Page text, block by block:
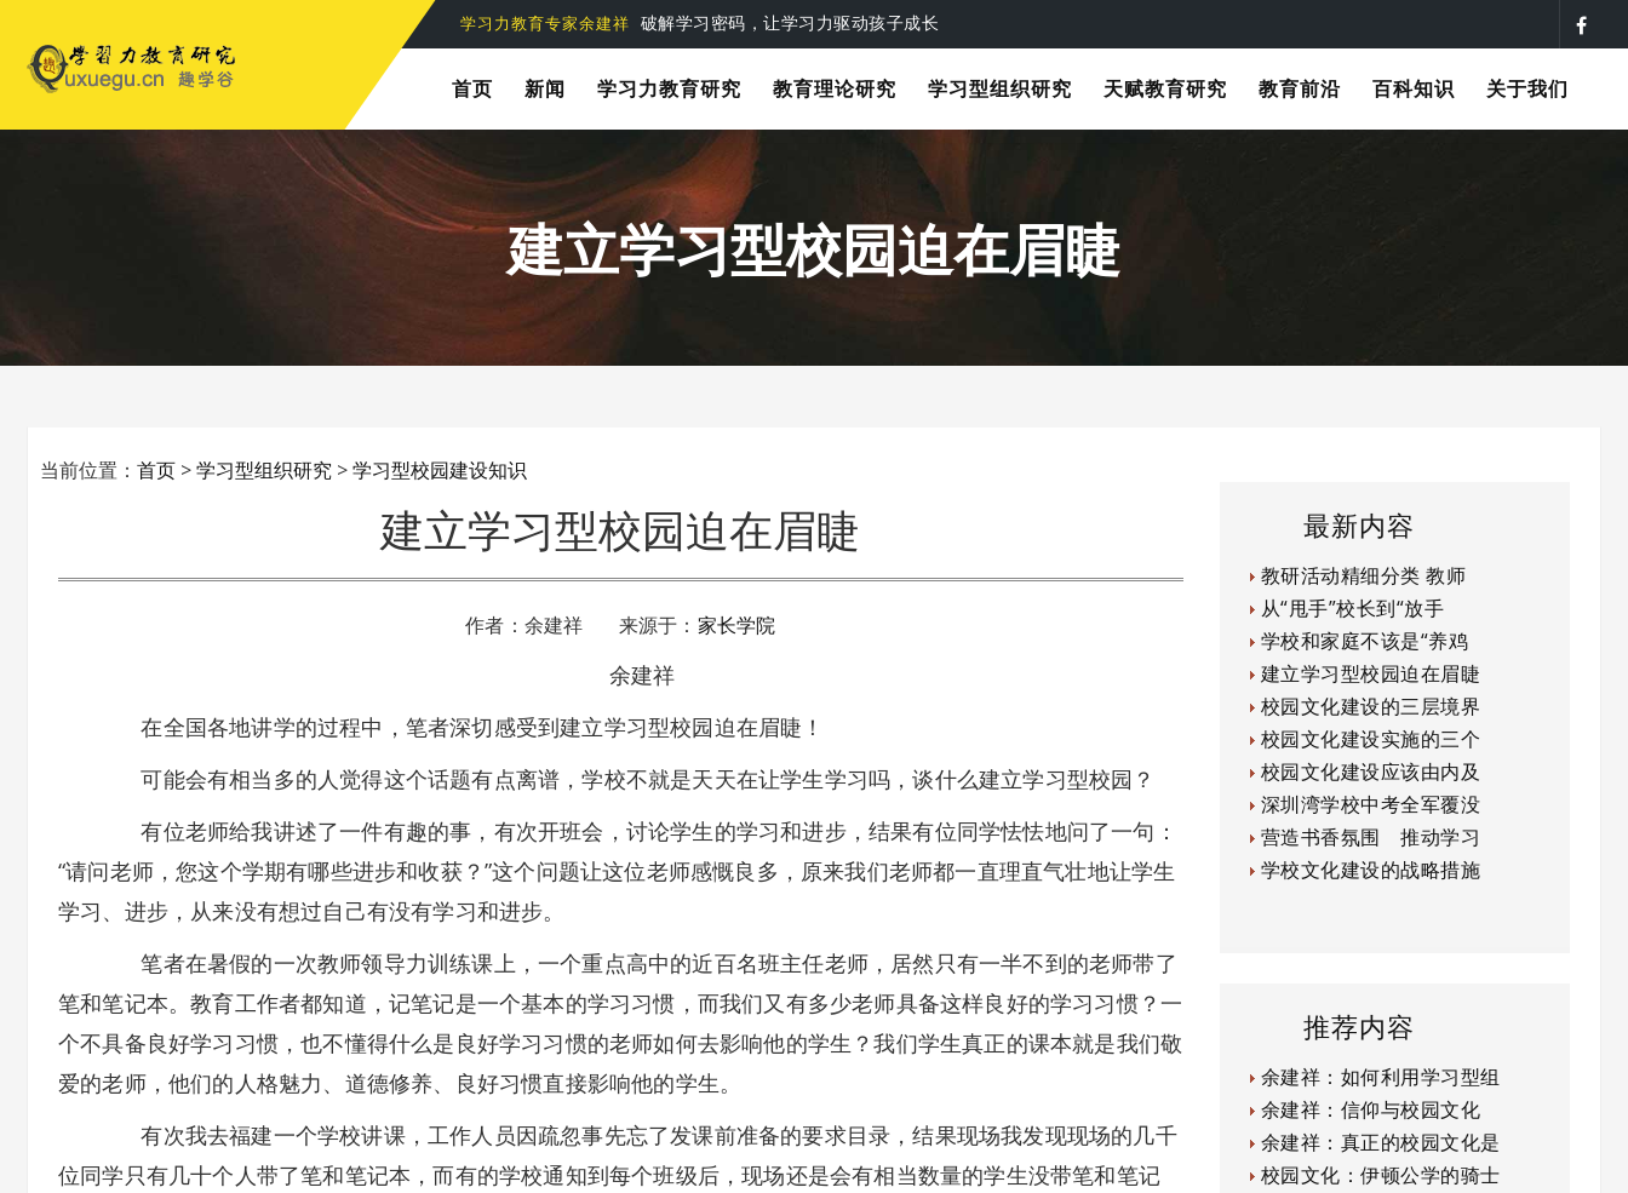
学习力六要素说 第一个基于实践的学习力教育理论
学习力教育专家余建祥 破解学习密码，让学习力驱动孩子成长
首页 新闻 学习力教育研究 教育理论研究 学习型组织研究 天赋教育研究 教育前沿 百科知识 关于我们
建立学习型校园迫在眉睫
当前位置： 首页 >学习型组织研究 >学习型校园建设知识
建立学习型校园迫在眉睫
作者：余建祥 来源于： 家长学院
余建祥
在全国各地讲学的过程中，笔者深切感受到建立学习型校园迫在眉睫！
可能会有相当多的人觉得这个话题有点离谱，学校不就是天天在让学生学习吗，谈什么建立学习型校园？
有位老师给我讲述了一件有趣的事，有次开班会，讨论学生的学习和进步，结果有位同学怯怯地问了一句：
“请问老师，您这个学期有哪些进步和收获？”这个问题让这位老师感慨良多，原来我们老师都一直理直气壮地让学生
学习、进步，从来没有想过自己有没有学习和进步。
笔者在暑假的一次教师领导力训练课上，一个重点高中的近百名班主任老师，居然只有一半不到的老师带了
笔和笔记本。教育工作者都知道，记笔记是一个基本的学习习惯，而我们又有多少老师具备这样良好的学习习惯？一
个不具备良好学习习惯，也不懂得什么是良好学习习惯的老师如何去影响他的学生？我们学生真正的课本就是我们敬
爱的老师，他们的人格魅力、道德修养、良好习惯直接影响他的学生。
有次我去福建一个学校讲课，工作人员因疏忽事先忘了发课前准备的要求目录，结果现场我发现现场的几千
位同学只有几十个人带了笔和笔记本，而有的学校通知到每个班级后，现场还是会有相当数量的学生没带笔和笔记
最新内容
教研活动精细分类 教师
从“甩手”校长到“放手
学校和家庭不该是“养鸡
建立学习型校园迫在眉睫
校园文化建设的三层境界
校园文化建设实施的三个
校园文化建设应该由内及
深圳湾学校中考全军覆没
营造书香氛围 推动学习
学校文化建设的战略措施
推荐内容
余建祥：如何利用学习型组
余建祥：信仰与校园文化
余建祥：真正的校园文化是
校园文化：伊顿公学的骑士